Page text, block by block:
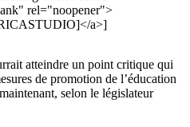
rel="noopener">
a>]
atteindre un point critique qui
de promotion de l’éducation
selon le législateur